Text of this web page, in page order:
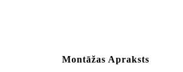
Montāžas Apraksts